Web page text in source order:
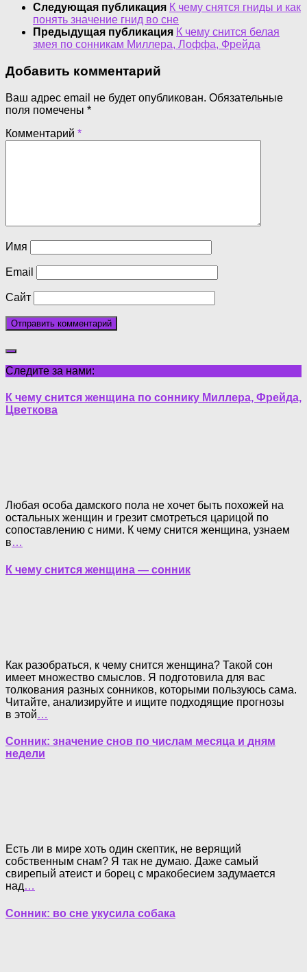
Следующая публикация К чему снятся гниды и как
понять значение гнид во сне
Предыдущая публикация К чему снится белая
змея по сонникам Миллера, Лоффа, Фрейда
Добавить комментарий
Ваш адрес email не будет опубликован. Обязательные
поля помечены *
Комментарий *
Имя
Email
Сайт
Следите за нами:
К чему снится женщина по соннику Миллера, Фрейда,
Цветкова
Любая особа дамского пола не хочет быть похожей на
остальных женщин и грезит смотреться царицой по
сопоставлению с ними. К чему снится женщина, узнаем
в…
К чему снится женщина — сонник
Как разобраться, к чему снится женщина? Такой сон
имеет множество смыслов. Я подготовила для вас
толкования разных сонников, которыми пользуюсь сама.
Читайте, анализируйте и ищите подходящие прогнозы
в этой…
Сонник: значение снов по числам месяца и дням
недели
Есть ли в мире хоть один скептик, не верящий
собственным снам? Я так не думаю. Даже самый
свирепый атеист и борец с мракобесием задумается
над…
Сонник: во сне укусила собака